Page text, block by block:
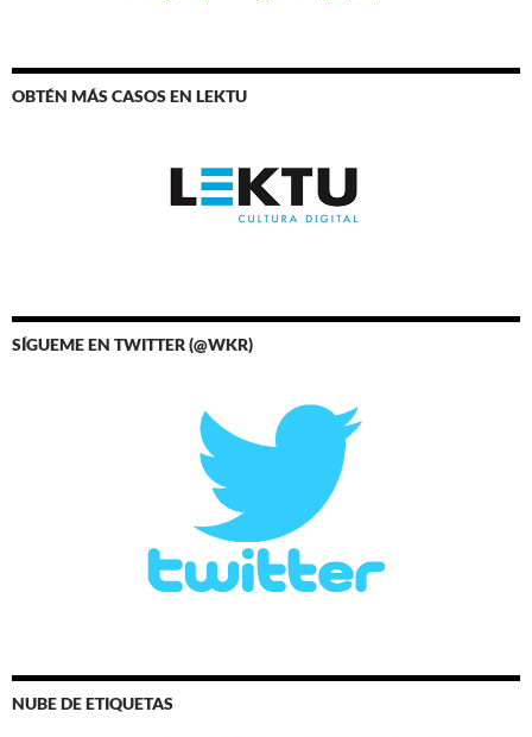
OBTÉN MÁS CASOS EN LEKTU
SÍGUEME EN TWITTER (@WKR)
NUBE DE ETIQUETAS